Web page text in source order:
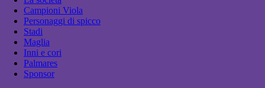
Campioni Viola
Personaggi di spicco
Stadi
Maglia
Inni e cori
Palmares
Sponsor